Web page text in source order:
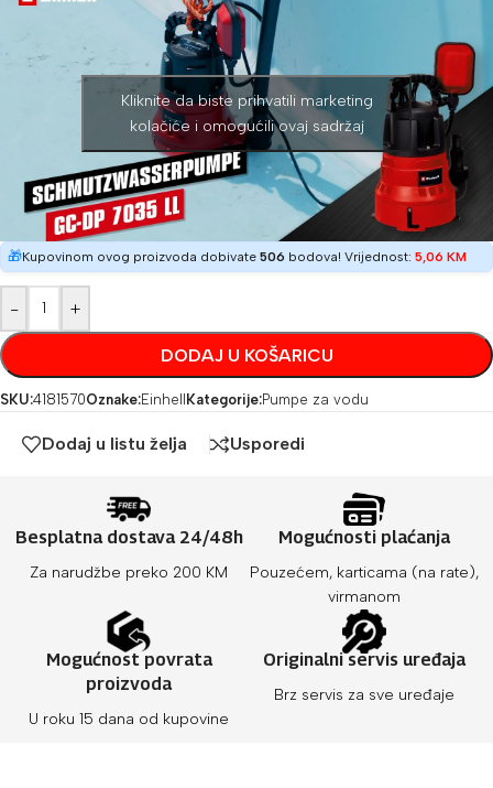
Kliknite da biste prihvatili marketing
kolačiće i omogućili ovaj sadržaj
🎁Kupovinom ovog proizvoda dobivate 506 bodova! Vrijednost: 5,06 KM
- +
DODAJ U KOŠARICU
SKU:4181570Oznake:Einhell Kategorije:Pumpe za vodu
Dodaj u listu želja Usporedi
Besplatna dostava 24/48h
Za narudžbe preko 200 KM
Mogućnosti plaćanja
Pouzećem, karticama (na rate),
virmanom
Mogućnost povrata
proizvoda
U roku 15 dana od kupovine
Originalni servis uređaja
Brz servis za sve uređaje